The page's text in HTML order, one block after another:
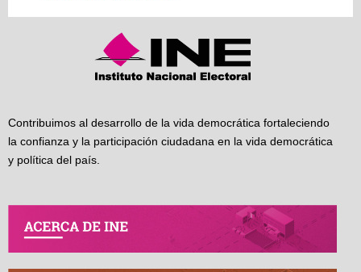
Contribuimos al desarrollo de la vida democrática fortaleciendo
la confianza y la participación ciudadana en la vida democrática
y política del país.